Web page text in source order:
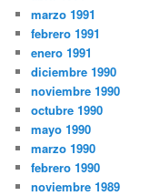
marzo 1991
febrero 1991
enero 1991
diciembre 1990
noviembre 1990
octubre 1990
mayo 1990
marzo 1990
febrero 1990
noviembre 1989